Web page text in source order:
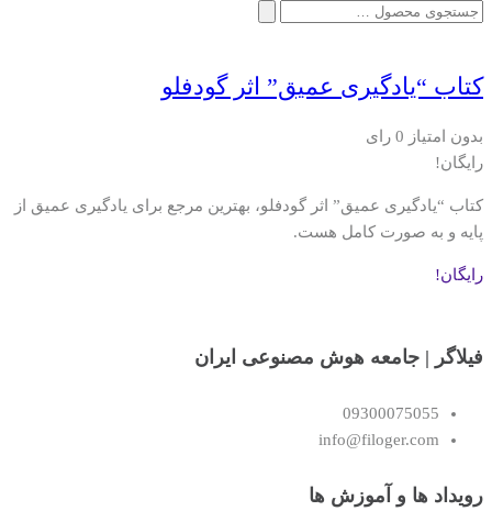
جستجو
کتاب “یادگیری عمیق” اثر گودفلو
بدون امتیاز 0 رای
رایگان!
کتاب “یادگیری عمیق” اثر گودفلو، بهترین مرجع برای یادگیری عمیق از
پایه و به صورت کامل هست.
رایگان!
فیلاگر | جامعه هوش مصنوعی ایران
09300075055
info@filoger.com
رویداد ها و آموزش ها